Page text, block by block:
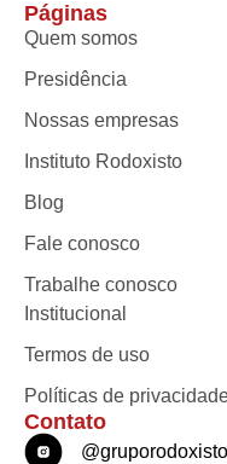
Páginas
Quem somos
Presidência
Nossas empresas
Instituto Rodoxisto
Blog
Fale conosco
Trabalhe conosco
Institucional
Termos de uso
Políticas de
Contato
@gruporodoxisto